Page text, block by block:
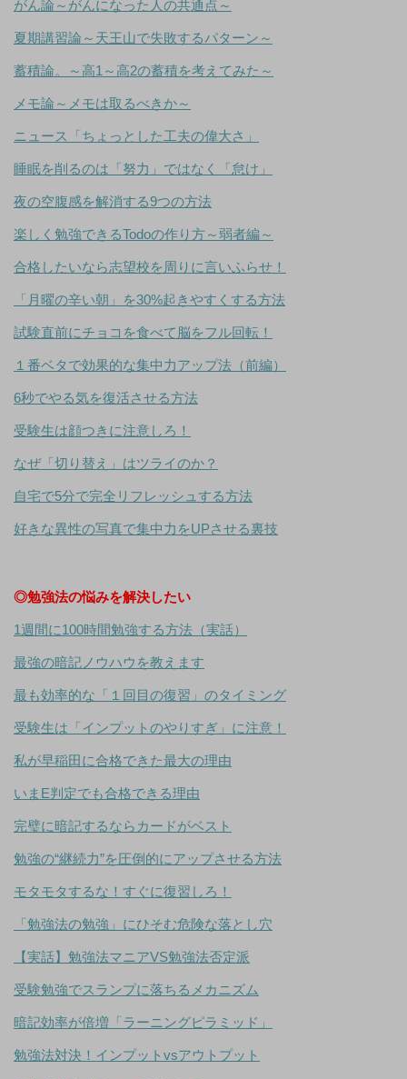
がん論～がんになった人の共通点～
夏期講習論～天王山で失敗するパターン～
蓄積論。～高1～高2の蓄積を考えてみた～
メモ論～メモは取るべきか～
ニュース「ちょっとした工夫の偉大さ」
睡眠を削るのは「努力」ではなく「怠け」
夜の空腹感を解消する9つの方法
楽しく勉強できるTodoの作り方～弱者編～
合格したいなら志望校を周りに言いふらせ！
「月曜の辛い朝」を30%起きやすくする方法
試験直前にチョコを食べて脳をフル回転！
１番ベタで効果的な集中力アップ法（前編）
6秒でやる気を復活させる方法
受験生は顔つきに注意しろ！
なぜ「切り替え」はツライのか？
自宅で5分で完全リフレッシュする方法
好きな異性の写真で集中力をUPさせる裏技
◎勉強法の悩みを解決したい
1週間に100時間勉強する方法（実話）
最強の暗記ノウハウを教えます
最も効率的な「１回目の復習」のタイミング
受験生は「インプットのやりすぎ」に注意！
私が早稲田に合格できた最大の理由
いまE判定でも合格できる理由
完璧に暗記するならカードがベスト
勉強の“継続力”を圧倒的にアップさせる方法
モタモタするな！すぐに復習しろ！
「勉強法の勉強」にひそむ危険な落とし穴
【実話】勉強法マニアVS勉強法否定派
受験勉強でスランプに落ちるメカニズム
暗記効率が倍増「ラーニングピラミッド」
勉強法対決！インプットvsアウトプット